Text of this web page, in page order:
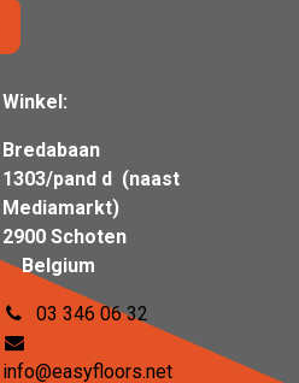
Winkel:
Bredabaan
1303/pand d (naast
Mediamarkt)
2900 Schoten
Belgium
03 346 06 32
info@easyfloors.net